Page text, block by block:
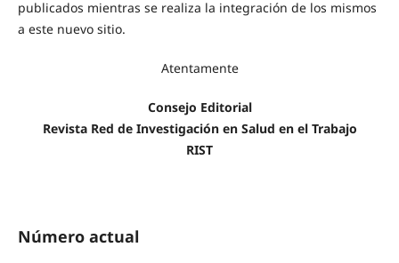
publicados mientras se realiza la integración de los mismos
a este nuevo sitio.
Atentamente
Consejo Editorial
Revista Red de Investigación en Salud en el Trabajo
RIST
Número actual